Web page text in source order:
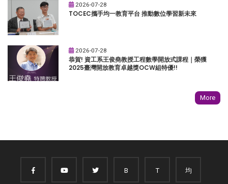
2026-07-28
TOCEC攜手均一教育平台 推動數位學習新未來
2026-07-28
恭賀! 資工系王俊堯教授工程數學開放式課程｜榮獲
2025臺灣開放教育卓越獎OCW組特優!!
More
B T 均